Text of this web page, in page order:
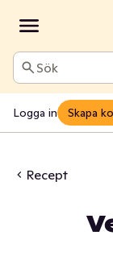
Sök
Logga in Skapa
Recept